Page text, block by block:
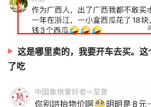
这是哪里卖的，我要开车去买。
了吃